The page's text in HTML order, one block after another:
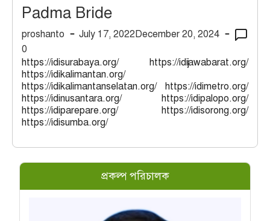
Padma Bride
proshanto July 17, 2022December 20, 2024
0
https://idisurabaya.org/ https://idijawabarat.org/
https://idikalimantan.org/
https://idikalimantanselatan.org/ https://idimetro.org/
https://idinusantara.org/ https://idipalopo.org/
https://idiparepare.org/ https://idisorong.org/
https://idisumba.org/
প্রকল্প পরিচালক